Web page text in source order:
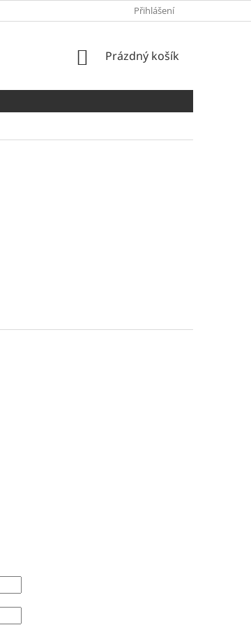
Přihlášení
NÁKUPNÍ
Prázdný košík